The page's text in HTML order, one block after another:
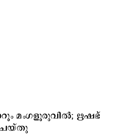
മംഗളൂരുവിൽ; ഋഷഭ്